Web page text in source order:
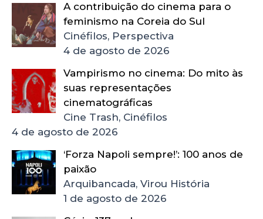
A contribuição do cinema para o
feminismo na Coreia do Sul
Cinéfilos, Perspectiva
4 de agosto de 2026
Vampirismo no cinema: Do mito às
suas representações
cinematográficas
Cine Trash, Cinéfilos
4 de agosto de 2026
‘Forza Napoli sempre!’: 100 anos de
paixão
Arquibancada, Virou História
1 de agosto de 2026